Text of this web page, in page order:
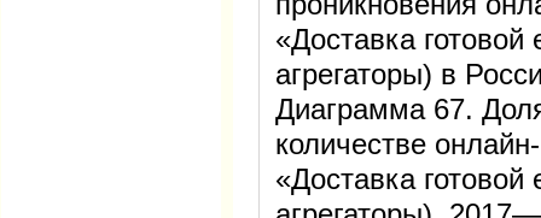
«Доставка
агрегаторы) в
Диаграмма 67.
количестве
«Доставка